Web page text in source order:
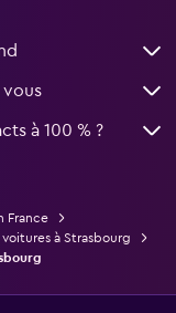
vous
à 100 % ?
France
à Strasbourg